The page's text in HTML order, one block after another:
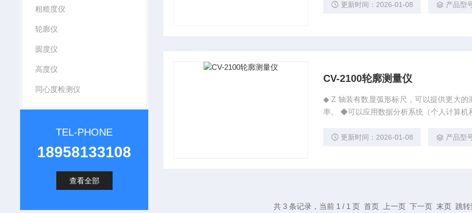
粗糙度仪
轮廓仪
圆度仪
高度仪
同心度检测仪
TEL-PHONE
18958133108
查看全部
更新时间：2026-01-08 产品型
CV-2100轮廓测量仪
◆ Z 轴装有数显弧形标尺，可以提供更大
率。 ◆可以应用数据分析系统（个人计算机
更新时间：2026-01-08 产品型
共 3 条记录，当前 1 / 1 页 首页 上一页 下一页 末页 跳转